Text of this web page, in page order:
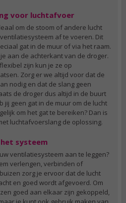
voor luchtafvoer
om de stoom of andere lucht
af te voeren. Dit
gat in de muur of via het raam.
aan de achterkant van de droger.
zijn kun je ze op
Zorg er we altijd voor dat de
nodig en dat de slang geen
de droger dus altijd in de buurt
jij geen gat in de muur om de lucht
om het gat te bereiken? Dan is
luchtafvoerslang de oplossing.
systeem
ventilatiesysteem aan te leggen?
verlengen, verbinden of
zorg je ervoor dat de lucht
en goed wordt afgevoerd. Om
goed aan elkaar zijn gekoppeld,